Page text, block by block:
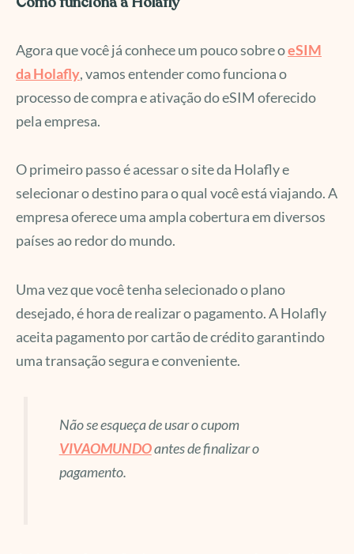
Agora que você já conhece um pouco sobre oeSIM
da Holafly, vamos entender como funciona o
processo de compra e ativação do eSIM oferecido
pela empresa.
O primeiro passo é acessar o site da Holafly e
selecionar o destino para o qual você está viajando. A
empresa oferece uma ampla cobertura em diversos
países ao redor do mundo.
Uma vez que você tenha selecionado o plano
desejado, é hora de realizar o pagamento. A Holafly
aceita pagamento por cartão de crédito garantindo
uma transação segura e conveniente.
Não se esqueça de usar o cupom
VIVAOMUNDOantes de finalizar o
pagamento.